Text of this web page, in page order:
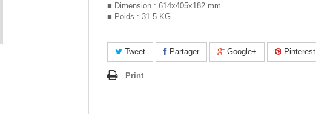
■ Dimension : 614x405x182 mm
■ Poids : 31.5 KG
Tweet Partager Google+ Pinterest
Print